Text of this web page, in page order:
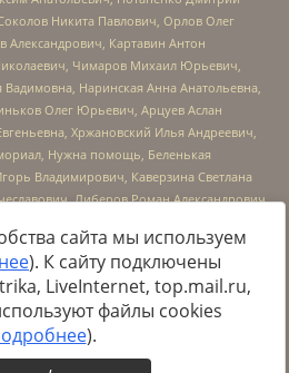
uploaded/files/reestr-
2024.pdfданные на22.03.2024
сайта мы используем
). К сайту подключены
LiveInternet, top.mail.ru,
файлы cookies
).